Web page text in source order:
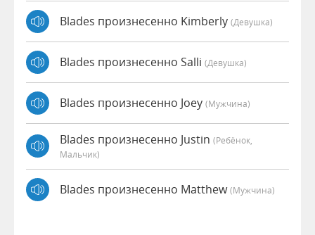
Blades произнесенно Kimberly (девушка)
Blades произнесенно Salli (девушка)
Blades произнесенно Joey (мужчина)
Blades произнесенно Justin (Ребёнок,
Мальчик)
Blades произнесенно Matthew(мужчина)